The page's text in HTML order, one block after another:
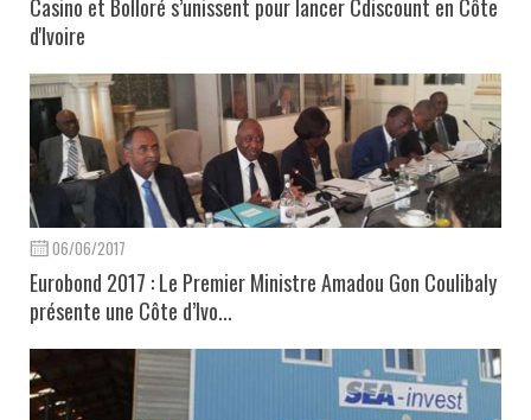
Casino et Bolloré s’unissent pour lancer Cdiscount en Côte
d'Ivoire
06/06/2017
Eurobond 2017 : Le Premier Ministre Amadou Gon Coulibaly
présente une Côte d’Ivo...